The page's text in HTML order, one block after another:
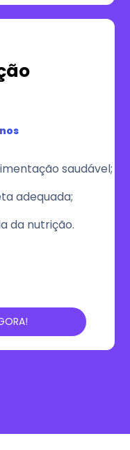
saudável;
adequada;
da nutrição.